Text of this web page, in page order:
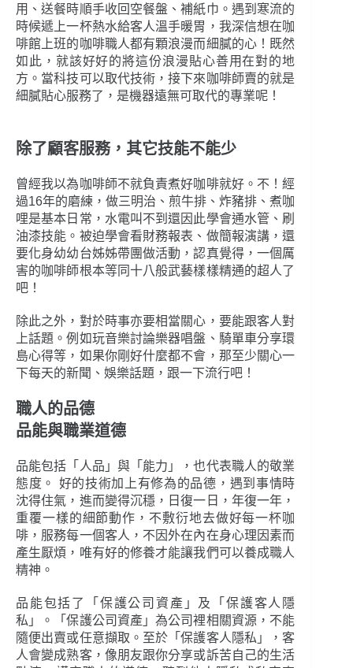
用、送餐時順手收回空餐盤、補紙巾。遇到寒流的
時候遞上一杯熱水給客人溫手暖胃，我深信想在咖
啡館上班的咖啡職人都有顆浪漫而細膩的心！既然
如此，就該好好的將這份浪漫貼心善用在對的地
方。當科技可以取代技術，接下來咖啡師賣的就是
細膩貼心服務了，是機器遠無可取代的專業呢！
除了顧客服務，其它技能不能少
曾經我以為咖啡師不就負責煮好咖啡就好。不！經
過16年的磨練，做三明治、煎牛排、炸豬排、煮咖
哩是基本日常，水電叫不到還因此學會通水管、刷
油漆技能。被迫學會看財務報表、做簡報演講，還
要化身幼幼台姊姊帶團做活動，認真覺得，一個厲
害的咖啡師根本等同十八般武藝樣樣精通的超人了
吧！
除此之外，對於時事亦要相當關心，要能跟客人對
上話題。例如玩音樂討論樂器唱盤、騎單車分享環
島心得等，如果你剛好什麼都不會，那至少關心一
下每天的新聞、娛樂話題，跟一下流行吧！
職人的品德
品能與職業道德
品能包括「人品」與「能力」，也代表職人的敬業
態度。 好的技術加上有修為的品德，遇到事情時
沈得住氣，進而變得沉穩，日復一日，年復一年，
重覆一樣的細節動作，不敷衍地去做好每一杯咖
啡，服務每一個客人，不因外在內在身心理因素而
產生厭煩，唯有好的修養才能讓我們可以養成職人
精神。
品能包括了「保護公司資產」及「保護客人隱
私」。「保護公司資產」為公司裡相關資源，不能
隨便出賣或任意擷取。至於「保護客人隱私」，客
人會變成熟客，像朋友跟你分享或訴苦自己的生活